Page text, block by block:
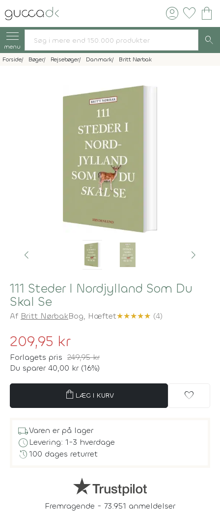
account_circle favorite shopping_bag
menu search
Forside Bøger Rejsebøger Danmark Britt Nørbak
111 Steder I Nordjylland Som Du
Skal Se
Af Britt NørbakBog, Hæftet★★★★★ (4)
209,95 kr
Forlagets pris 249,95 kr
Du sparer 40,00 kr (16%)
shopping_bag LÆG I KURV favorite
local_shippingVaren er på lager
scheduleLevering: 1-3 hverdage
history100 dages returret
Fremragende - 73.951 anmeldelser